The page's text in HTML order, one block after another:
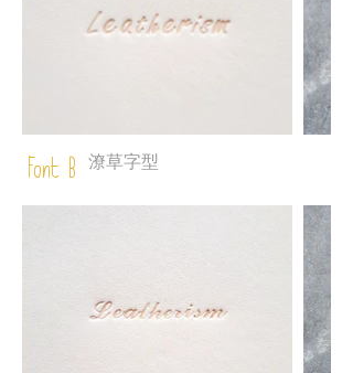
Font B 潦草字型